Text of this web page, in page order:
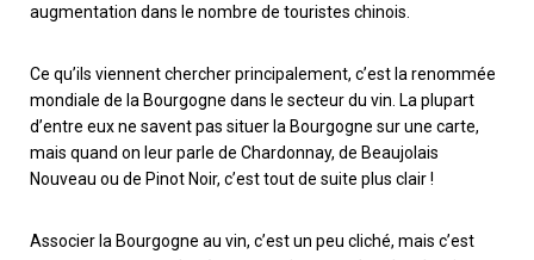
augmentation dans le nombre de touristes chinois.
Ce qu’ils viennent chercher principalement, c’est la renommée
mondiale de la Bourgogne dans le secteur du vin. La plupart
d’entre eux ne savent pas situer la Bourgogne sur une carte,
mais quand on leur parle de Chardonnay, de Beaujolais
Nouveau ou de Pinot Noir, c’est tout de suite plus clair !
Associer la Bourgogne au vin, c’est un peu cliché, mais c’est